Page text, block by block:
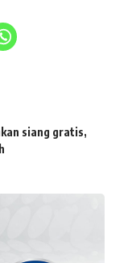
siang gratis,